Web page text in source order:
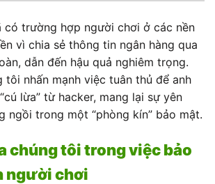
có trường hợp người chơi ở các nền
vì chia sẻ thông tin ngân hàng qua
dẫn đến hậu quả nghiêm trọng.
tôi nhấn mạnh việc tuân thủ để anh
lừa” từ hacker, mang lại sự yên
ngồi trong một “phòng kín” bảo mật.
chúng tôi trong việc bảo
người chơi